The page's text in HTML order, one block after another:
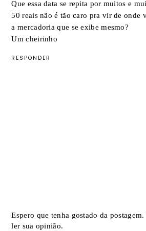
Que essa data se repita por muitos e
50 reais não é tão caro pra vir de onde
a mercadoria que se exibe mesmo?
Um cheirinho
RESPONDER
Espero que tenha gostado da
ler sua opinião.